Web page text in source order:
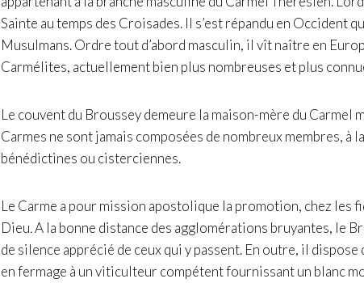
Sainte au temps des Croisades. Il s’est répandu en Occident
Musulmans. Ordre tout d’abord masculin, il vît naître en
Carmélites, actuellement bien plus nombreuses et plus
Le couvent du Broussey demeure la maison-mère du Carmel
Carmes ne sont jamais composées de nombreux membres, à
bénédictines ou cisterciennes.
Le Carme a pour mission apostolique la promotion, chez les
Dieu.A la bonne distance des agglomérations bruyantes, le
de silence apprécié de ceux qui y passent. En outre, il
en fermage à un viticulteur compétent fournissant un blanc